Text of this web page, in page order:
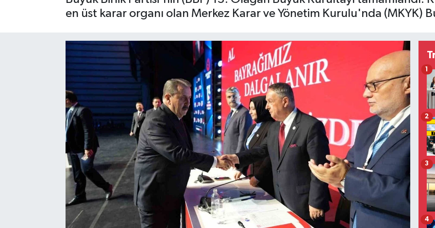
en üst karar organı olan Merkez Karar ve Yönetim Kurulu'nda (MKYK)
1
2
3
4
Gayrimenkul
Haber Arşivi